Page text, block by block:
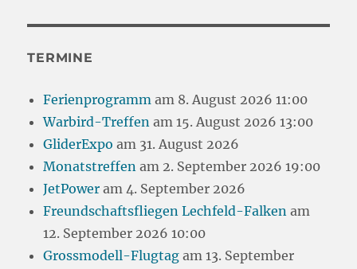
TERMINE
Ferienprogramm am 8. August 2026 11:00
Warbird-Treffen am 15. August 2026 13:00
GliderExpo am 31. August 2026
Monatstreffen am 2. September 2026 19:00
JetPower am 4. September 2026
Freundschaftsfliegen Lechfeld-Falken am
12. September 2026 10:00
Grossmodell-Flugtag am 13. September